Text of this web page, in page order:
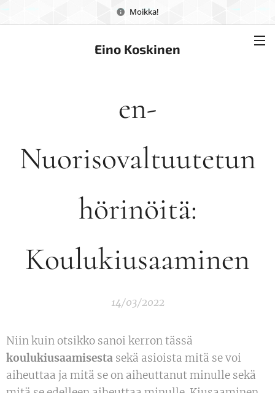
Moikka!
Eino Koskinen
en-
Nuorisovaltuutetun
hörinöitä:
Koulukiusaaminen
14/03/2022
Niin kuin otsikko sanoi kerron tässä
koulukiusaamisesta sekä asioista mitä se voi
aiheuttaa ja mitä se on aiheuttanut minulle sekä